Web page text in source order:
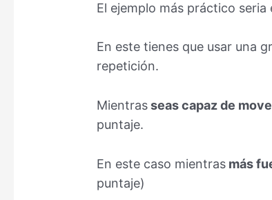
El ejemplo más práctico
En este tienes que usar una
repetición.
Mientrasseas capaz de
puntaje.
En este caso mientras más
puntaje)